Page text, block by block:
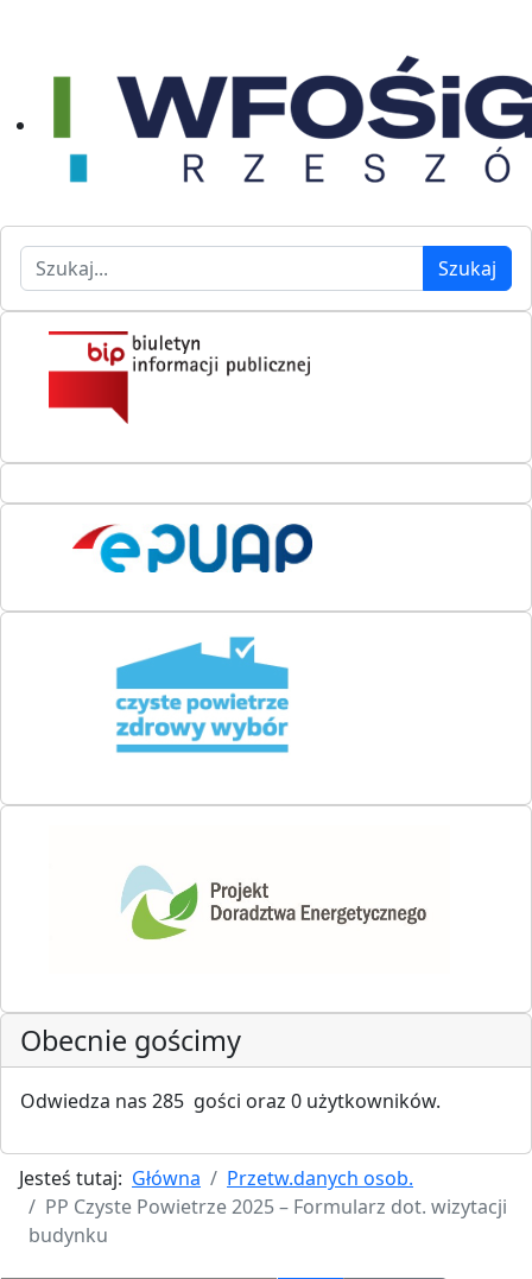
Szukaj Szukaj
Obecnie gościmy
Odwiedza nas 285 gości oraz 0 użytkowników.
Jesteś tutaj: Główna
Przetw.danych osob.
PP Czyste Powietrze 2025 – Formularz dot. wizytacji
budynku